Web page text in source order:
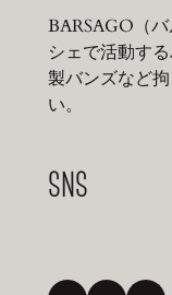
BARSAGO（
シェで活動す
製バンズなど
い。
SNS